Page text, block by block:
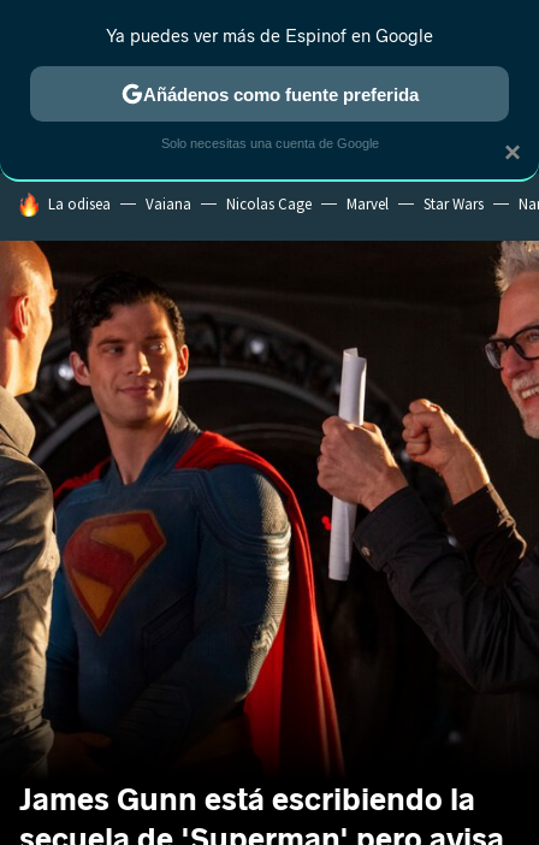
ESTRENOS REALITY ANIME RANKINGS CINE
HOY SE HABLA DE
La odisea Vaiana Nicolas Cage Marvel Star Wars
James Gunn está escribiendo la
×
Ya puedes ver más de Espinof en Google
Añádenos como fuente preferida
Solo necesitas una cuenta de Google